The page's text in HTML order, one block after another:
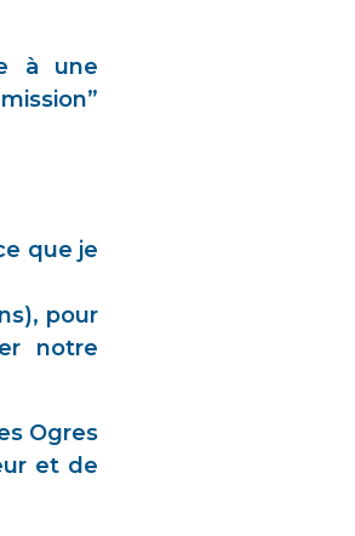
à une
que je
pour
notre
Ogres
et de